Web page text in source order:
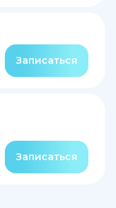
Записаться
Записаться